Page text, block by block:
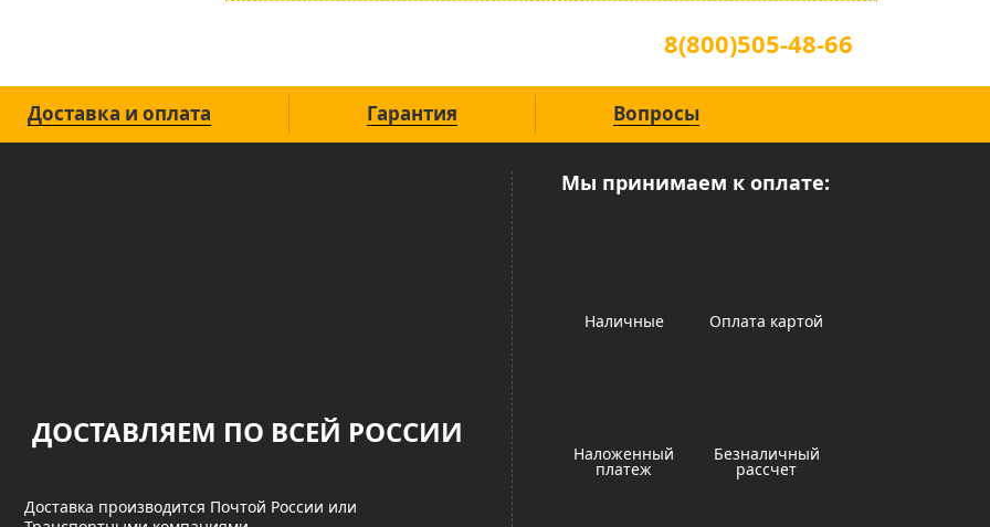
8(800)505-48-66
Доставка и оплата Гарантия Вопросы
ДОСТАВЛЯЕМ ПО ВСЕЙ РОССИИ
Доставка производится Почтой России или
Мы принимаем к оплате:
Наличные Оплата картой
Наложенный
платеж
Безналичный
рассчет